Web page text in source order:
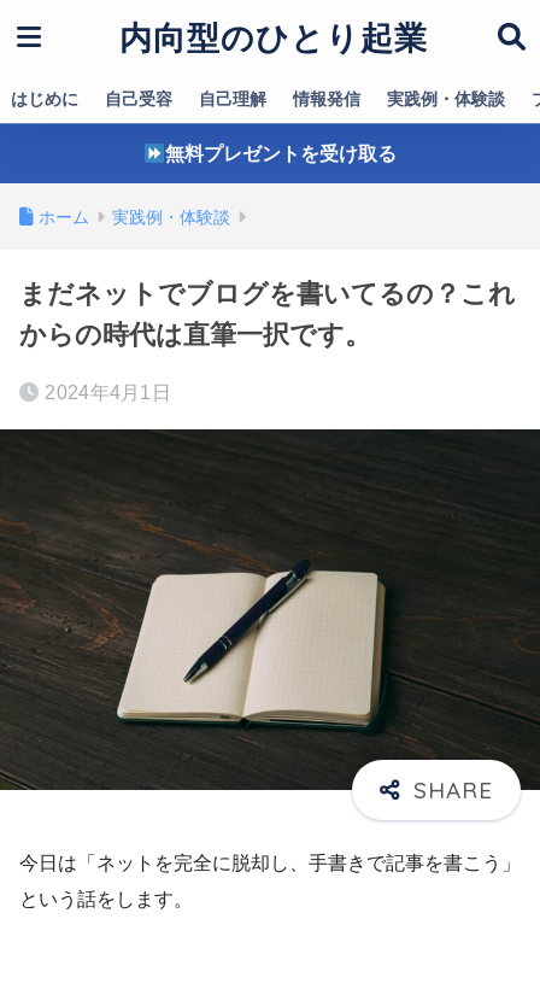
内向型のひとり起業
はじめに 自己受容 自己理解 情報発信 実践例・体験談
無料プレゼントを受け取る
ホーム 実践例・体験談
まだネットでブログを書いてるの？これ
からの時代は直筆一択です。
2024年4月1日
今日は「ネットを完全に脱却し、手書きで記事を書こう」
という話をします。